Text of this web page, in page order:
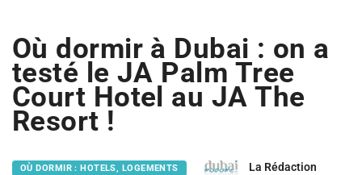
Où dormir à Dubai : on a
testé le JA Palm Tree
Court Hotel au JA The
Resort !
OÙ DORMIR : HOTELS, LOGEMENTS La Rédaction